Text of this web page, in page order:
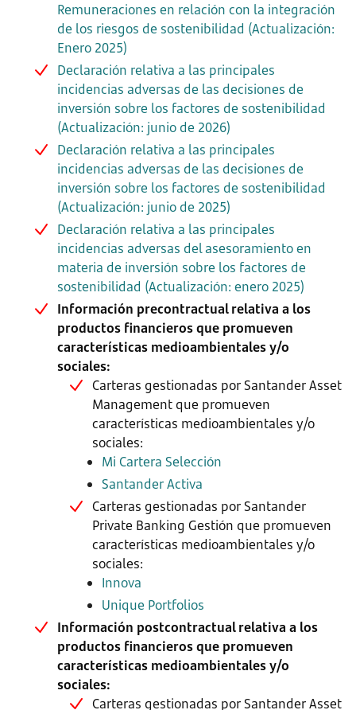
Remuneraciones en relación con la integración
de los riesgos de sostenibilidad (Actualización:
Enero 2025)
Declaración relativa a las principales
incidencias adversas de las decisiones de
inversión sobre los factores de sostenibilidad
(Actualización: junio de 2026)
Declaración relativa a las principales
incidencias adversas de las decisiones de
inversión sobre los factores de sostenibilidad
(Actualización: junio de 2025)
Declaración relativa a las principales
incidencias adversas del asesoramiento en
materia de inversión sobre los factores de
sostenibilidad (Actualización: enero 2025)
Información precontractual relativa a los
productos financieros que promueven
características medioambientales y/o
sociales:
Carteras gestionadas por Santander Asset
Management que promueven
características medioambientales y/o
sociales:
Mi Cartera Selección
Santander Activa
Carteras gestionadas por Santander
Private Banking Gestión que promueven
características medioambientales y/o
sociales:
Innova
Unique Portfolios
Información postcontractual relativa a los
productos financieros que promueven
características medioambientales y/o
sociales:
Carteras gestionadas por Santander Asset